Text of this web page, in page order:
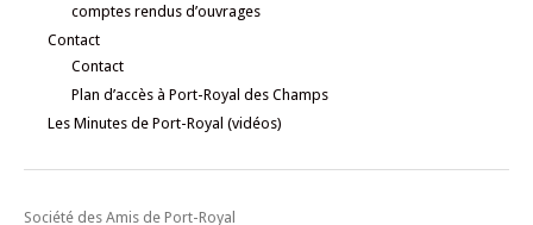
comptes rendus d’ouvrages
Contact
Contact
Plan d’accès à Port-Royal des Champs
Les Minutes de Port-Royal (vidéos)
Société des Amis de Port-Royal